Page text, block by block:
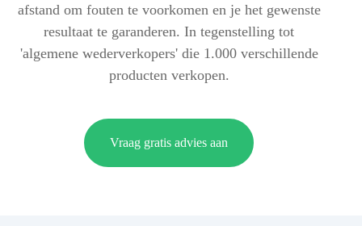
afstand om fouten te voorkomen en je het gewenste
resultaat te garanderen. In tegenstelling tot
'algemene wederverkopers' die 1.000 verschillende
producten verkopen.
Vraag gratis advies aan